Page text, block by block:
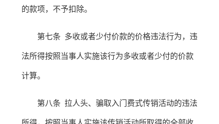
的款项，不予扣除。
第七条 多收或者少付价款的价格违法行为，违
法所得按照当事人实施该行为多收或者少付的价款
计算。
第八条 拉人头、骗取入门费式传销活动的违法